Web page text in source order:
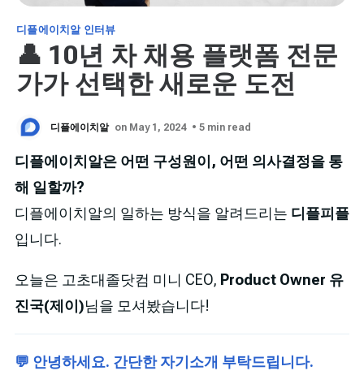
디플에이치알 인터뷰
👤 10년 차 채용 플랫폼 전문
가가 선택한 새로운 도전
디플에이치알 on May 1, 2024 • 5 min read
디플에이치알은 어떤 구성원이, 어떤 의사결정을 통
해 일할까?
디플에이치알의 일하는 방식을 알려드리는 디플피플
입니다.
오늘은 고초대졸닷컴 미니 CEO, Product Owner 유
진국(제이)님을 모셔봤습니다!
💬 안녕하세요. 간단한 자기소개 부탁드립니다.